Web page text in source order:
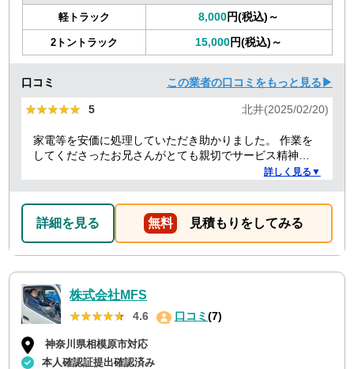
軽トラック 8,000円(税込)～
2トントラック 15,000円(税込)～
口コミ この業者の口コミをもっと見る▶
★★★★★
★★★★★ 5 北井(2025/02/20)
家電等を安価に処理していただき助かりました。 作業を
してくださったお兄さんがとても親切でサービス精神溢
詳しく見る▼
詳細を見る 無料 見積もりをしてみる
株式会社MFS
★★★★★
★★★★★ 4.6 口コミ(7)
神奈川県相模原市対応
本人確認証提出確認済み